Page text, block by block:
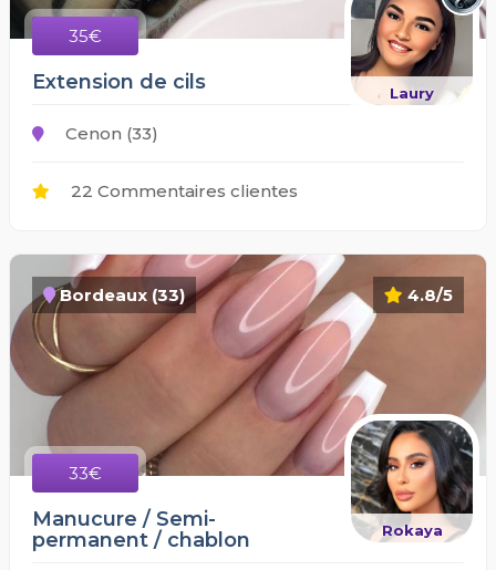
35€
Laury
Extension de cils
Cenon (33)
22 Commentaires clientes
4.8/5
Bordeaux (33)
33€
Rokaya
Manucure / Semi-
permanent / chablon